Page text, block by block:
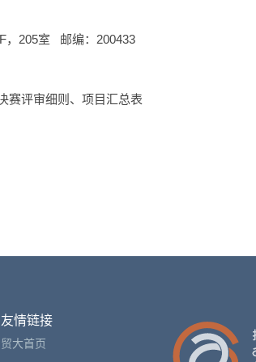
，205室 邮编：200433
赛评审细则、项目汇总表
友情链接
贸大首页